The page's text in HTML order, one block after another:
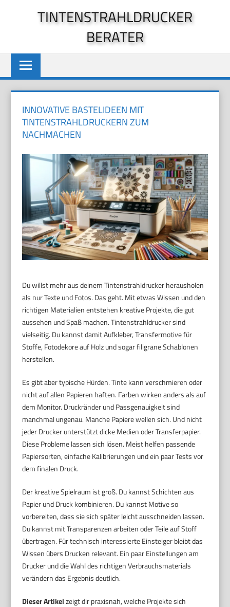
TINTENSTRAHLDRUCKER
BERATER
INNOVATIVE BASTELIDEEN MIT
TINTENSTRAHLDRUCKERN ZUM
NACHMACHEN
Du willst mehr aus deinem Tintenstrahldrucker herausholen
als nur Texte und Fotos. Das geht. Mit etwas Wissen und den
richtigen Materialien entstehen kreative Projekte, die gut
aussehen und Spaß machen. Tintenstrahldrucker sind
vielseitig. Du kannst damit Aufkleber, Transfermotive für
Stoffe, Fotodekore auf Holz und sogar filigrane Schablonen
herstellen.
Es gibt aber typische Hürden. Tinte kann verschmieren oder
nicht auf allen Papieren haften. Farben wirken anders als auf
dem Monitor. Druckränder und Passgenauigkeit sind
manchmal ungenau. Manche Papiere wellen sich. Und nicht
jeder Drucker unterstützt dicke Medien oder Transferpapier.
Diese Probleme lassen sich lösen. Meist helfen passende
Papiersorten, einfache Kalibrierungen und ein paar Tests vor
dem finalen Druck.
Der kreative Spielraum ist groß. Du kannst Schichten aus
Papier und Druck kombinieren. Du kannst Motive so
vorbereiten, dass sie sich später leicht ausschneiden lassen.
Du kannst mit Transparenzen arbeiten oder Teile auf Stoff
übertragen. Für technisch interessierte Einsteiger bleibt das
Wissen übers Drucken relevant. Ein paar Einstellungen am
Drucker und die Wahl des richtigen Verbrauchsmaterials
verändern das Ergebnis deutlich.
Dieser Artikelzeigt dir praxisnah, welche Projekte sich